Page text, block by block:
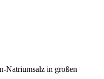
Natriumsalz in großen